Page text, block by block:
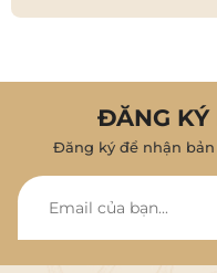
ĐĂNG KÝ
Đăng ký để nhận